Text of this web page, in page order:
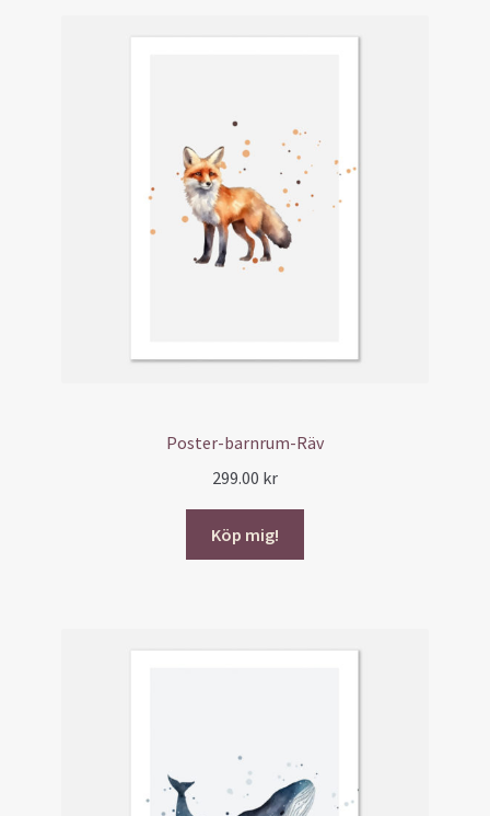
Poster-barnrum-Räv
299.00 kr
Köp mig!